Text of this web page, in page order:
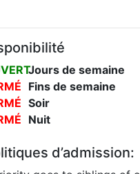
Jours de semaine
Fins de semaine
Soir
Nuit
d’admission: